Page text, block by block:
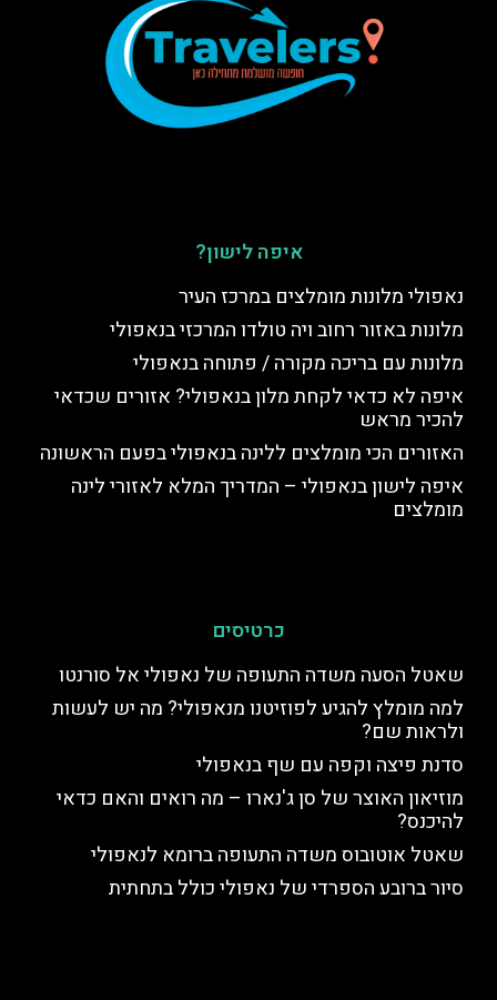
איפה לישון?
נאפולי מלונות מומלצים במרכז העיר
מלונות באזור רחוב ויה טולדו המרכזי בנאפולי
מלונות עם בריכה מקורה / פתוחה בנאפולי
איפה לא כדאי לקחת מלון בנאפולי? אזורים שכדאי
להכיר מראש
האזורים הכי מומלצים ללינה בנאפולי בפעם הראשונה
איפה לישון בנאפולי – המדריך המלא לאזורי לינה
מומלצים
כרטיסים
שאטל הסעה משדה התעופה של נאפולי אל סורנטו
למה מומלץ להגיע לפוזיטנו מנאפולי? מה יש לעשות
ולראות שם?
סדנת פיצה וקפה עם שף בנאפולי
מוזיאון האוצר של סן ג'נארו – מה רואים והאם כדאי
להיכנס?
שאטל אוטובוס משדה התעופה ברומא לנאפולי
סיור ברובע הספרדי של נאפולי כולל בתחתית